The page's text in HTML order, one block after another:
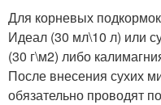
Для корневых
Идеал (30 мл\10 л) или
(30 г\м2) либо
После внесения сухих
обязательно проводят